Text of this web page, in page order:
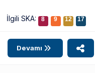
İlgili SKA: 8 9 12 17
Devamı